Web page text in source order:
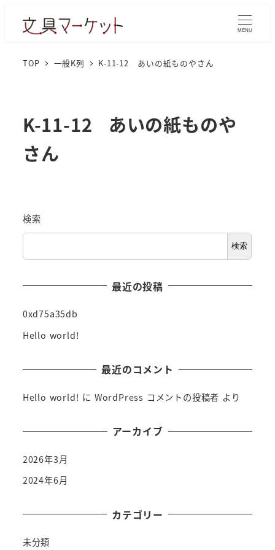
MENU
TOP 一般K列 K-11-12 あいの紙ものやさん
K-11-12 あいの紙ものや
さん
検索
検索
最近の投稿
0xd75a35db
Hello world!
最近のコメント
Hello world! に WordPress コメントの投稿者 より
アーカイブ
2026年3月
2024年6月
カテゴリー
未分類